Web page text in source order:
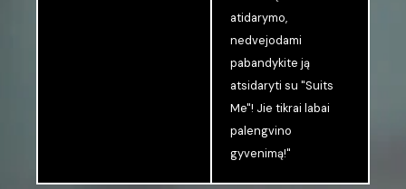
atidarymo,
nedvejodami
pabandykite ją
atsidaryti su "Suits
Me"! Jie tikrai labai
palengvino
gyvenimą!"